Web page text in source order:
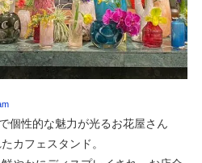
個性的な魅力が光るお花屋さん
カフェスタンド。